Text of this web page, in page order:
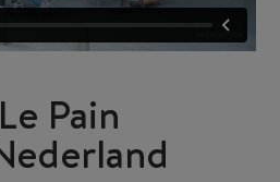
Pain